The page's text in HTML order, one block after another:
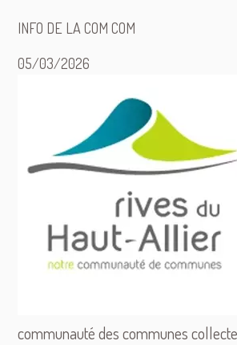
INFO DE LA COM COM
05/03/2026
communauté des communes